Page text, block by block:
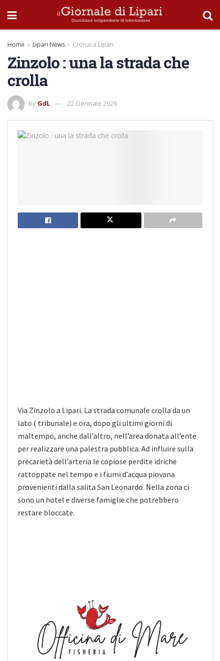
Home Lipari News Cronaca Lipari
Zinzolo : una la strada che
crolla
by GdL 22 Gennaio 2026
Via Zinzolo a Lipari. La strada comunale crolla da un
lato ( tribunale) e ora, dopo gli ultimi giorni di
maltempo, anche dall’altro, nell’area donata all’ente
per realizzare una palestra pubblica. Ad influire sulla
precarietà dell’arteria le copiose perdite idriche
rattoppate nel tempo e i fiumi d’acqua piovana
provenienti dalla salita San Leonardo. Nella zona ci
sono un hotel e diverse famiglie che potrebbero
restare bloccate.